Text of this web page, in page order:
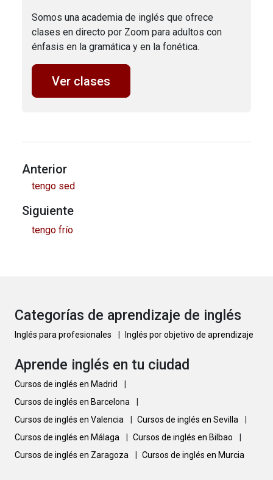
Somos una academia de inglés que ofrece
clases en directo por Zoom para adultos con
énfasis en la gramática y en la fonética.
Ver clases
Anterior
tengo sed
Siguiente
tengo frío
Categorías de aprendizaje de inglés
Inglés para profesionales Inglés por objetivo de aprendizaje
Aprende inglés en tu ciudad
Cursos de inglés en Madrid
Cursos de inglés en Barcelona
Cursos de inglés en Valencia
Cursos de inglés en Sevilla
Cursos de inglés en Málaga
Cursos de inglés en Bilbao
Cursos de inglés en Zaragoza
Cursos de inglés en Murcia